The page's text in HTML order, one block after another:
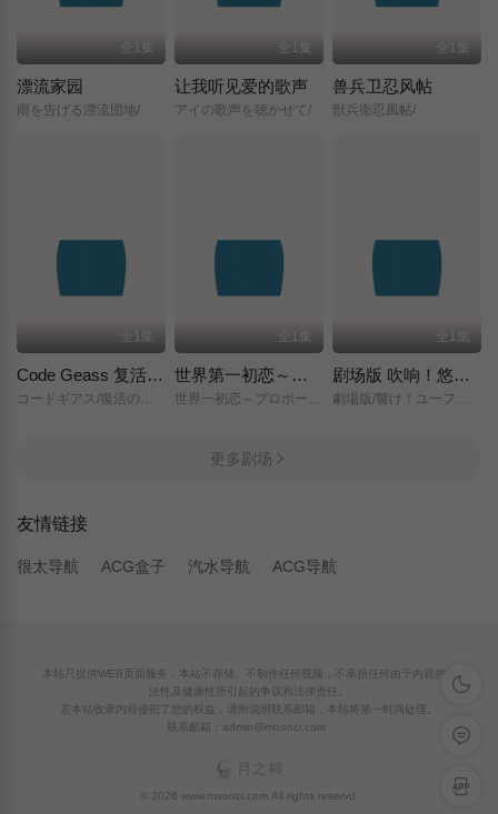
全1集
漂流家园
雨を告げる漂流団地/
全1集
让我听见爱的歌声
アイの歌声を聴かせて/
全1集
兽兵卫忍风帖
獣兵衛忍風帖/
全1集
Code Geass 复活的鲁路修
全1集
世界第一初恋～求婚篇～
全1集
剧场版 吹响！悠风号～想要传达的旋律～
更多剧场
友情链接
很太导航 ACG盒子 汽水导航 ACG导航
深色模
留言反
APP下
本站只提供WEB页面服务，本站不存储、不制作任何视频，不承担任何由于内容的合
法性及健康性所引起的争议和法律责任。
若本站收录内容侵犯了您的权益，请附说明联系邮箱，本站将第一时间处理。
联系邮箱：admin@moonci.com
© 2026 www.moonci.com All rights reservd.